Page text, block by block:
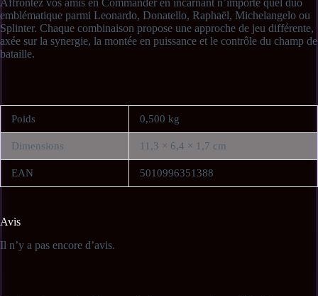
Affrontez vos amis en Commander en incarnant n’importe quel duo
emblématique parmi Leonardo, Donatello, Raphaël, Michelangelo ou
Splinter. Chaque combinaison propose une approche de jeu différente,
axée sur la synergie, la montée en puissance et le contrôle du champ de
bataille.
capable de dominer la table. Les mécaniques sont accessibles mais
suffisamment profondes pour séduire les joueurs expérimentés.
Ce deck Commander est entièrement prêt à jouer dès l’ouverture de la
des parties multijoueurs intenses.
📦
• 1 deck Magic prêt à jouer de 100 cartes
Poids 0,500 kg
Dimensions 11,3 × 6,4 × 1,7 cm
EAN 5010996351388
Avis
Il n’y a pas encore d’avis.